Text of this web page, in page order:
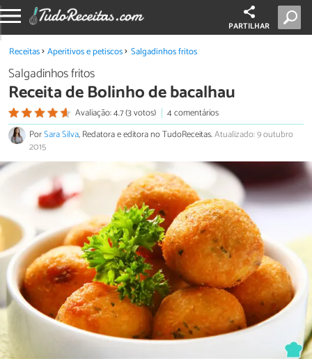
PARTILHAR
Receitas Aperitivos e petiscos Salgadinhos fritos
Salgadinhos fritos
Receita de Bolinho de bacalhau
Avaliação: 4.7 (3 votos)
4 comentários
PorSara Silva, Redatora e editora no TudoReceitas.Atualizado: 9 outubro
2015